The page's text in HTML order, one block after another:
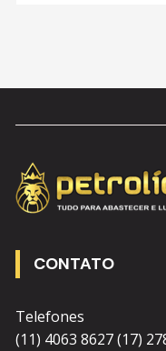
CONTATO
Telefones
(11) 4063 8627 (17)